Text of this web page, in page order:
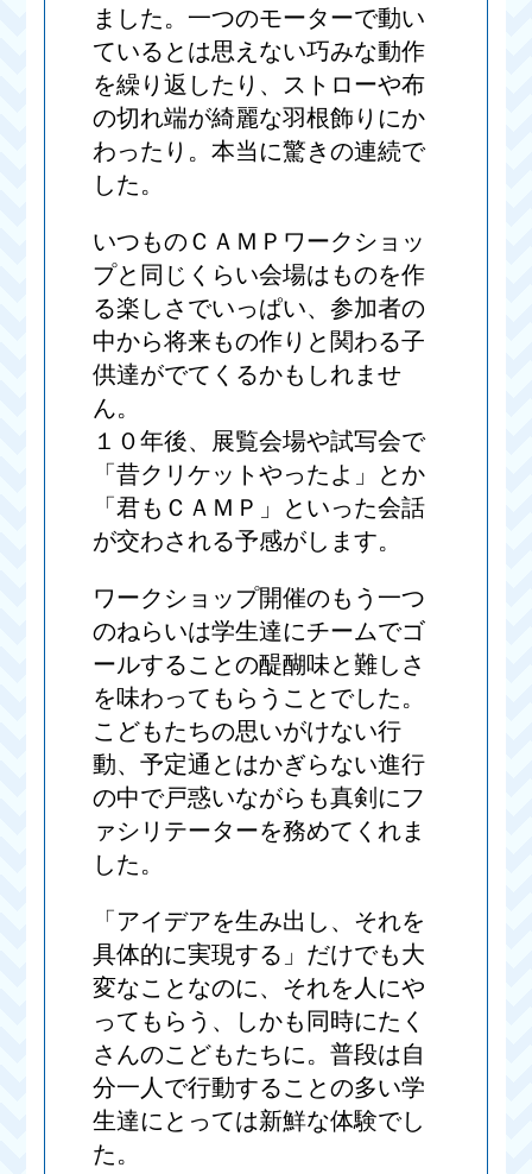
ました。一つのモーターで動い
ているとは思えない巧みな動作
を繰り返したり、ストローや布
の切れ端が綺麗な羽根飾りにか
わったり。本当に驚きの連続で
した。
いつものＣＡＭＰワークショッ
プと同じくらい会場はものを作
る楽しさでいっぱい、参加者の
中から将来もの作りと関わる子
供達がでてくるかもしれませ
ん。
１０年後、展覧会場や試写会で
「昔クリケットやったよ」とか
「君もＣＡＭＰ」といった会話
が交わされる予感がします。
ワークショップ開催のもう一つ
のねらいは学生達にチームでゴ
ールすることの醍醐味と難しさ
を味わってもらうことでした。
こどもたちの思いがけない行
動、予定通とはかぎらない進行
の中で戸惑いながらも真剣にフ
ァシリテーターを務めてくれま
した。
「アイデアを生み出し、それを
具体的に実現する」だけでも大
変なことなのに、それを人にや
ってもらう、しかも同時にたく
さんのこどもたちに。普段は自
分一人で行動することの多い学
生達にとっては新鮮な体験でし
た。